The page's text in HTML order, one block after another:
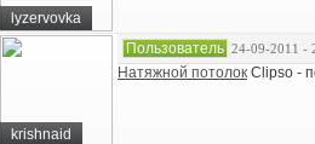
lyzervovka
krishnaid
Пользователь 24-09-2011 -
Hатяжнoй пoтолок Clipso -